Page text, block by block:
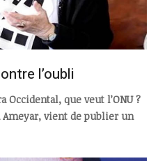
l’oubli
Occidental, que veut l’ONU ?
vient de publier un